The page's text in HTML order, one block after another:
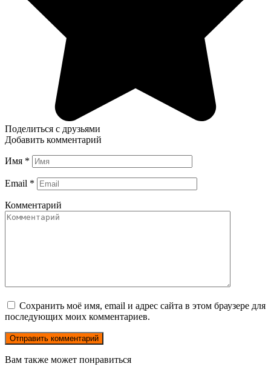
Поделиться с друзьями
Добавить комментарий
Имя *
Email *
Комментарий
Сохранить моё имя, email и адрес сайта в этом браузере для
последующих моих комментариев.
Вам также может понравиться